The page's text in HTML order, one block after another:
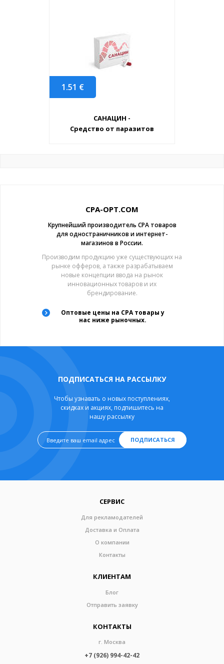
1.51 €
САНАЦИН -
Средство от паразитов
CPA-OPT.COM
Крупнейший производитель CPA товаров
для одностраничников и интернет-
магазинов в России.
Производим продукцию уже существующих на
рынке офферов, а также разрабатываем
новые концепции ввода на рынок
инновационных товаров и их
брендирование.
Оптовые цены на CPA товары у
нас ниже рыночных.
ПОДПИСАТЬСЯ НА РАССЫЛКУ
Чтобы узнавать о новых поступлениях,
скидках и акциях, подпишитесь на
нашу рассылку
ПОДПИСАТЬСЯ
СЕРВИС
Для рекламодателей
Доставка и Оплата
О компании
Контакты
КЛИЕНТАМ
Блог
Отправить заявку
КОНТАКТЫ
г. Москва
+7 (926) 994-42-42